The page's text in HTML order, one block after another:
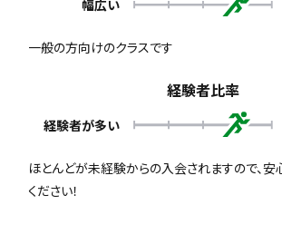
幅広い
一般の方向けのクラスです
経験者比率
経験者が多い
ほとんどが未経験からの入会されますので、安
ください！